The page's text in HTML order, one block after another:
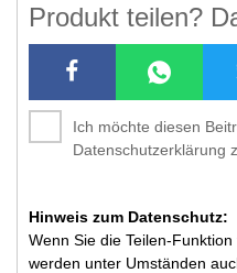
Produkt teilen?
Ich möchte diesen
Datenschutzerklärung
Hinweis zum Datenschutz:
Wenn Sie die Teilen-
werden unter Umständen